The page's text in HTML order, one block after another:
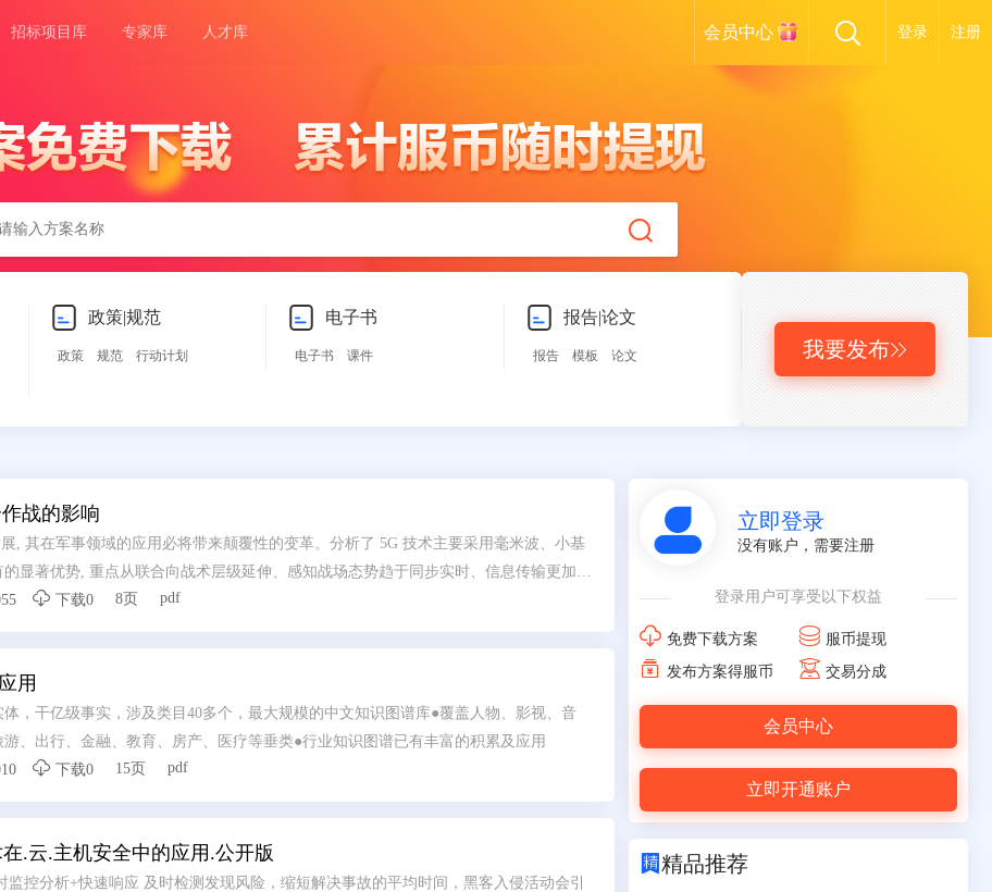
招标项目库 专家库 人才库 会员中心 登录 注册
政策|规范
政策 规范 行动计划
电子书
电子书 课件
报告|论文
报告 模板 论文 我要发布
战的影响
, 其在军事领域的应用必将带来颠覆性的变革。分析了 5G 技术主要采用毫米波、小基
显著优势, 重点从联合向战术层级延伸、感知战场态势趋于同步实时、信息传输更加快
高、支援保障更为远程精确高效等方面研究了 5G 技术对信息化联合作战的影响, 在军
 下载0 8页 pdf
用
，干亿级事实，涉及类目40多个，最大规模的中文知识图谱库●覆盖人物、影视、音
、出行、金融、教育、房产、医疗等垂类●行业知识图谱已有丰富的积累及应用
 下载0 15页 pdf
.云.主机安全中的应用.公开版
控分析+快速响应 及时检测发现风险，缩短解决事故的平均时间，黑客入侵活动会引
 立即登录
没有账户，需要注册
登录用户可享受以下权益
 免费下载方案  服币提现
 发布方案得服币  交易分成
会员中心
立即开通账户
精品推荐